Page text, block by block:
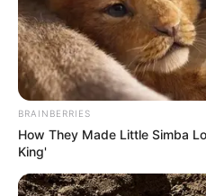
BRAINBERRIES
How They Made Little Simba
King'